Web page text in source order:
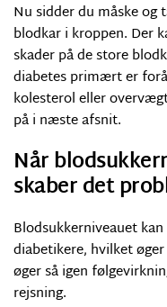
Nu sidder du måske og
blodkar i kroppen. Der
skader på de store
diabetes primært er
kolesterol eller
på i næste afsnit.
Når
skaber det
Blodsukkerniveauet
diabetikere, hvilket
øger så igen
rejsning.